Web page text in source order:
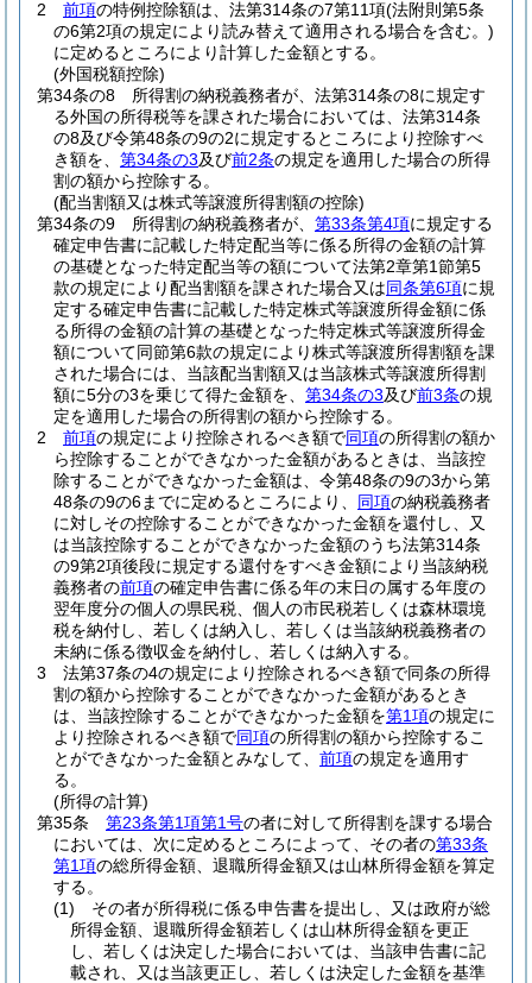
2 前項の特例控除額は、法第314条の7第11項(法附則第5条
の6第2項の規定により読み替えて適用される場合を含む。)
に定めるところにより計算した金額とする。
(外国税額控除)
第34条の8
所得割の納税義務者が、法第314条の8に規定す
る外国の所得税等を課された場合においては、法第314条
の8及び令第48条の9の2に規定するところにより控除すべ
き額を、 第34条の3及び前2条の規定を適用した場合の所得
割の額から控除する。
(配当割額又は株式等譲渡所得割額の控除)
第34条の9
所得割の納税義務者が、 第33条第4項に規定する
確定申告書に記載した特定配当等に係る所得の金額の計算
の基礎となった特定配当等の額について法第2章第1節第5
款の規定により配当割額を課された場合又は同条第6項に規
定する確定申告書に記載した特定株式等譲渡所得金額に係
る所得の金額の計算の基礎となった特定株式等譲渡所得金
額について同節第6款の規定により株式等譲渡所得割額を課
された場合には、当該配当割額又は当該株式等譲渡所得割
額に5分の3を乗じて得た金額を、 第34条の3及び前3条の規
定を適用した場合の所得割の額から控除する。
2
前項の規定により控除されるべき額で同項の所得割の額か
ら控除することができなかった金額があるときは、当該控
除することができなかった金額は、令第48条の9の3から第
48条の9の6までに定めるところにより、 同項の納税義務者
に対しその控除することができなかった金額を還付し、又
は当該控除することができなかった金額のうち法第314条
の9第2項後段に規定する還付をすべき金額により当該納税
義務者の前項の確定申告書に係る年の末日の属する年度の
翌年度分の個人の県民税、個人の市民税若しくは森林環境
税を納付し、若しくは納入し、若しくは当該納税義務者の
未納に係る徴収金を納付し、若しくは納入する。
3
法第37条の4の規定により控除されるべき額で同条の所得
割の額から控除することができなかった金額があるとき
は、当該控除することができなかった金額を第1項の規定に
より控除されるべき額で同項の所得割の額から控除するこ
とができなかった金額とみなして、 前項の規定を適用す
る。
(所得の計算)
第35条
第23条第1項第1号の者に対して所得割を課する場合
においては、次に定めるところによって、その者の第33条
第1項の総所得金額、退職所得金額又は山林所得金額を算定
する。
(1)
その者が所得税に係る申告書を提出し、又は政府が総
所得金額、退職所得金額若しくは山林所得金額を更正
し、若しくは決定した場合においては、当該申告書に記
載され、又は当該更正し、若しくは決定した金額を基準